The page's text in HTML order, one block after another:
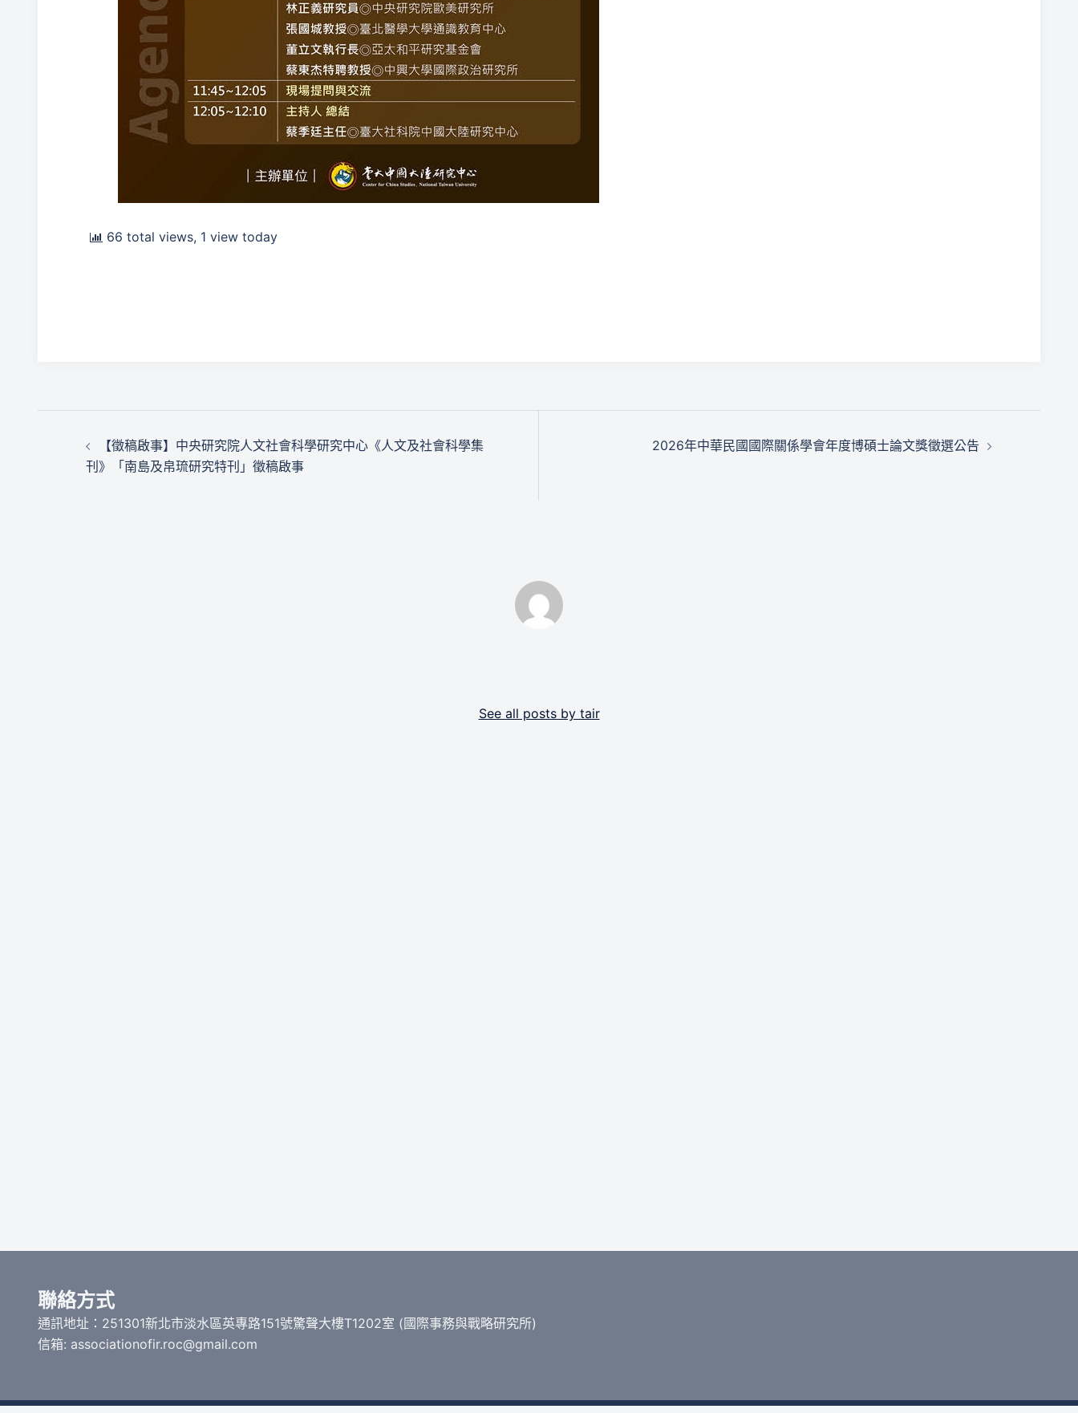
66 total views, 1 view today
【徵稿啟事】中央研究院人文社會科學研究中心《人文及社會科學集
刊》「南島及帛琉研究特刊」徵稿啟事
2026年中華民國國際關係學會年度博碩士論文獎徵選公告
See all posts by tair
聯絡方式
通訊地址：251301新北市淡水區英專路151號驚聲大樓T1202室 (國際事務與戰略研究所)
信箱: associationofir.roc@gmail.com